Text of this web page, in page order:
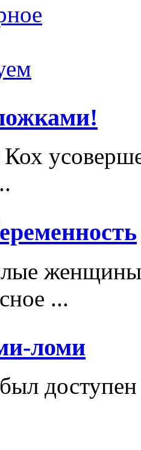
женщины,
...
ломи